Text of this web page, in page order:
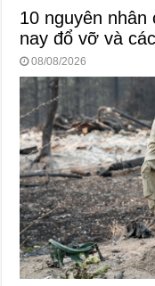
10 nguyên nhân
nay đổ vỡ và
08/08/2026